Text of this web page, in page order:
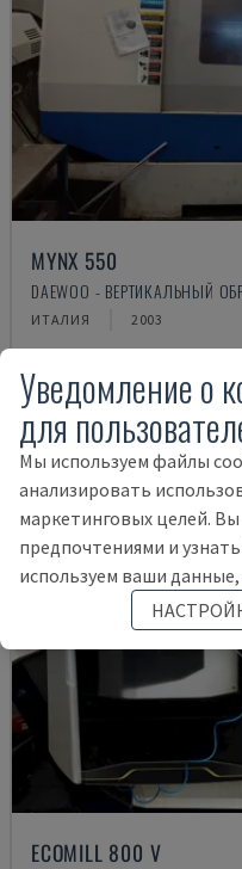
MYNX 550
DAEWOO - ВЕРТИКАЛЬНЫЙ
ИТАЛИЯ 2003
ECOMILL 800 V
Уведомление о
для
Мы используем файлы
анализировать
маркетинговых целей.
предпочтениями и
используем ваши